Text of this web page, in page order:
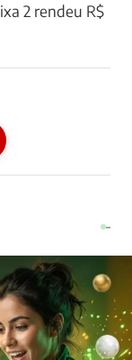
2 rendeu R$
–